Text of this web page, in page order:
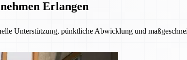
Erlangen
Unterstützung, pünktliche Abwicklung und